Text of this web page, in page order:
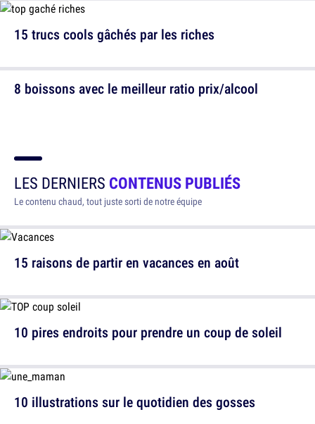
8 boissons avec le meilleur ratio prix/alcool
15 trucs cools gâchés par les riches
LES DERNIERS CONTENUS PUBLIÉS
Le contenu chaud, tout juste sorti de notre équipe
15 raisons de partir en vacances en août
10 illustrations sur le quotidien des gosses
10 pires endroits pour prendre un coup de soleil